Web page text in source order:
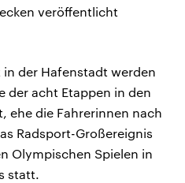
veröffentlicht
in der Hafenstadt werden
der acht Etappen in den
ehe die Fahrerinnen nach
Radsport-Großereignis
Olympischen Spielen in
statt.